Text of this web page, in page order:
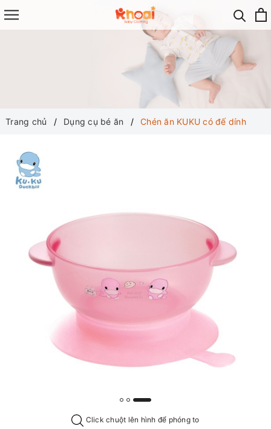
Trang chủ Dụng cụ bé ăn Chén ăn KUKU có đế dính
Click chuột lên hình để phóng to